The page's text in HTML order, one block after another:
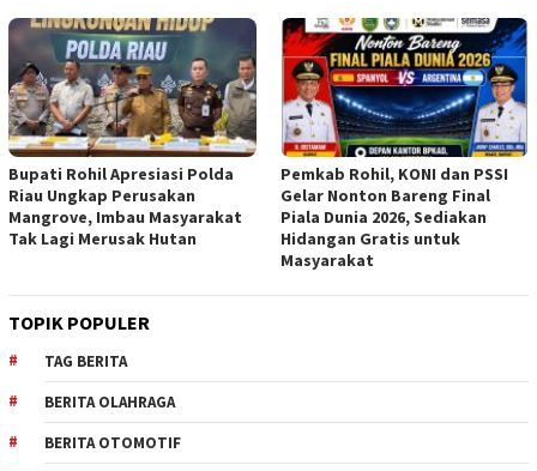
Bupati Rohil Apresiasi Polda
Riau Ungkap Perusakan
Mangrove, Imbau Masyarakat
Tak Lagi Merusak Hutan
Pemkab Rohil, KONI dan PSSI
Gelar Nonton Bareng Final
Piala Dunia 2026, Sediakan
Hidangan Gratis untuk
Masyarakat
TOPIK POPULER
TAG BERITA
BERITA OLAHRAGA
BERITA OTOMOTIF